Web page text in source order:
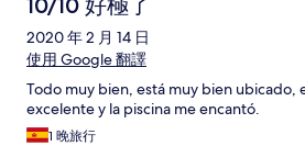
2020 年 2 月 14 日
使用 Google 翻譯
Todo muy bien, está muy bien ubicado,
excelente y la piscina me encantó.
1 晚旅行